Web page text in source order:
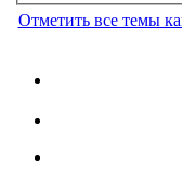
Отметить все темы